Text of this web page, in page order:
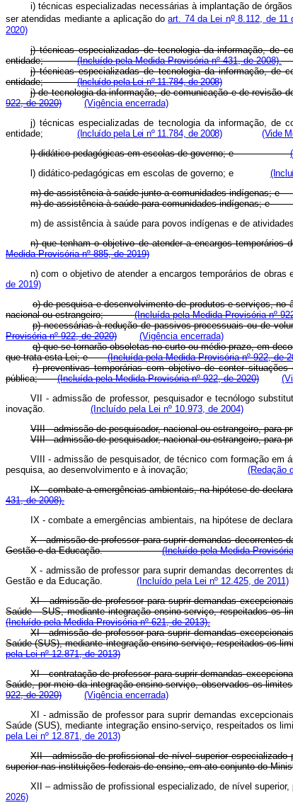
i) técnicas especializadas necessárias à implantação de
ser atendidas mediante a aplicação doart. 74 da Lei no8.112, de 11
2020)
j) técnicas especializadas de tecnologia da informação, de
entidade;(Incluído pela Medida Provisória nº 431, de 2008).
j) técnicas especializadas de tecnologia da informação, de
entidade;(Incluído pela Lei nº 11.784, de 2008)
j) de tecnologia da informação, de comunicação e de revisão
922, de 2020)
(Vigência encerrada)
j) técnicas especializadas de tecnologia da informação, de
entidade; (Incluído pela Lei nº 11.784, de 2008)
(Vide
l) didático-pedagógicas em escolas de governo; e
l) didático-pedagógicas em escolas de governo; e
m) de assistência à saúde junto a comunidades
m) de assistência à saúde para comunidades
m) de assistência à saúde para povos indígenas e de
n) que tenham o objetivo de atender a encargos
Medida Provisória nº 885, de 2019)
n) com o objetivo de atender a encargos temporários de
de 2019)
o) de pesquisa e desenvolvimento de produtos e serviços,
nacional ou estrangeiro;
(Incluída pela Medida Provisória nº
p) necessárias à redução de passivos processuais ou de
Provisória nº 922, de 2020)
(Vigência encerrada)
q) que se tornarão obsoletas no curto ou médio prazo, em
que trata esta Lei; e
(Incluída pela Medida Provisória nº 922, de
r) preventivas temporárias com objetivo de conter
pública;
(Incluída pela Medida Provisória nº 922, de 2020)
VII - admissão de professor, pesquisador e tecnólogo
inovação. (Incluído pela Lei nº 10.973, de 2004)
VIII - admissão de pesquisador, nacional ou
VIII - admissão de pesquisador, nacional ou
VIII - admissão de pesquisador, de técnico com formação em
pesquisa, ao desenvolvimento e à inovação; (Redação
IX - combate a emergências ambientais, na hipótese de
431, de 2008).
IX - combate a emergências ambientais, na hipótese de
X - admissão de professor para suprir demandas decorrentes
Gestão e da Educação.
(Incluído pela Medida
X - admissão de professor para suprir demandas decorrentes
Gestão e da Educação. (Incluído pela Lei nº 12.425, de 2011)
XI - admissão de professor para suprir demandas
Saúde - SUS, mediante integração ensino-serviço,
(Incluído pela Medida Provisória nº 621, de 2013).
XI - admissão de professor para suprir demandas
Saúde (SUS), mediante integração ensino-serviço, respeitados
pela Lei nº 12.871, de 2013)
XI - contratação de professor para suprir demandas
Saúde, por meio da integração ensino-serviço, observados os
922, de 2020)
(Vigência encerrada)
XI - admissão de professor para suprir demandas
Saúde (SUS), mediante integração ensino-serviço, respeitados
pela Lei nº 12.871, de 2013)
XII - admissão de profissional de nível superior
superior nas instituições federais de ensino, em ato conjunto do
XII – admissão de profissional especializado, de nível
2026)